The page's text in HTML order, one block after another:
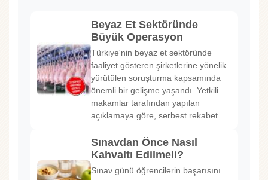
Beyaz Et Sektöründe
Büyük Operasyon
Türkiye'nin beyaz et sektöründe
faaliyet gösteren şirketlerine yönelik
yürütülen soruşturma kapsamında
önemli bir gelişme yaşandı. Yetkili
makamlar tarafından yapılan
açıklamaya göre, serbest rekabet
Sınavdan Önce Nasıl
Kahvaltı Edilmeli?
Sınav günü öğrencilerin başarısını